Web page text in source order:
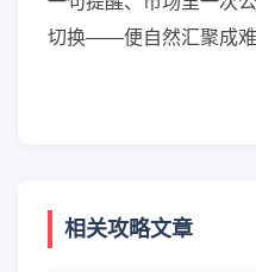
切换——便自然汇聚成难
相关攻略文章